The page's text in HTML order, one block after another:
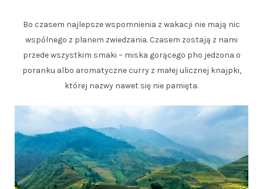
Bo czasem najlepsze wspomnienia z wakacji nie mają nic
wspólnego z planem zwiedzania. Czasem zostają z nami
przede wszystkim smaki – miska gorącego pho jedzona o
poranku albo aromatyczne curry z małej ulicznej knajpki,
której nazwy nawet się nie pamięta.